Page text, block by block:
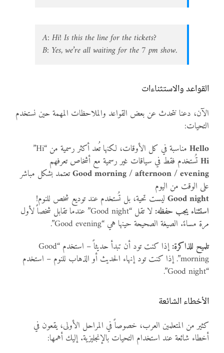
A: Hi! Is this the line for the tickets?
B: Yes, we’re all waiting for the 7 pm show.
القواعد والاستثناءات
الآن، دعنا نتحدث عن بعض القواعد والملاحظات المهمة حين نستخدم
التحيات:
Helloمناسبة في كل الأوقات، لكنها تُعد أكثر رسمية من “Hi”
Hiتُستخدم فقط في سياقات غير رسمية مع أشخاص تعرفهم
Good morning / afternoon / eveningتعتمد بشكل مباشر
على الوقت من اليوم
Good nightليست تحية، بل تُستخدم عند توديع شخص للنوم!
استثناء يجب حفظه:
لا تقل “Good night” عندما تقابل شخصاً لأول
مرة مساءً. الصيغة الصحيحة حينها هي “Good evening”.
تلميح للذاكرة:
إذا كنت تود أن تبدأ حديثاً – استخدم “Good
morning”. إذا كنت تود إنهاء الحديث أو الذهاب للنوم – استخدم
“Good night”.
الأخطاء الشائعة
كثير من المتعلمين العرب، خصوصاً في المراحل الأولى، يقعون في
أخطاء شائعة عند استخدام التحيات بالإنجليزية. إليك أهمها: